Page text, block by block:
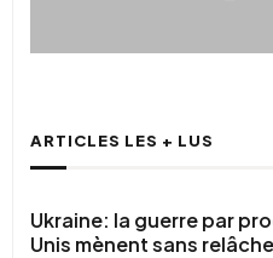
ARTICLES LES + LUS
Ukraine: la guerre par
Unis mènent sans